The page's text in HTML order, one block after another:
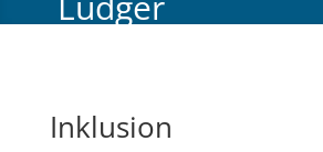
Inklusion